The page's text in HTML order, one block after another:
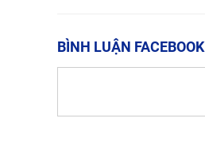
BÌNH LUẬN FACEBOOK